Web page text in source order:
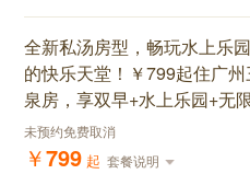
全新私汤房型，畅玩水上乐
的快乐天堂！￥799起住广
泉房，享双早+水上乐园+无
未预约免费取消
￥799 起 套餐说明